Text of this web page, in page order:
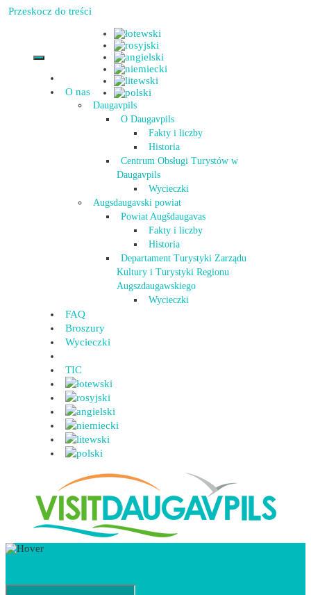
Przeskocz do treści
O nas
Daugavpils
O Daugavpils
Fakty i liczby
Historia
Centrum Obsługi Turystów w
Daugavpils
Wycieczki
Augsdaugavski powiat
Powiat Augšdaugavas
Fakty i liczby
Historia
Departament Turystyki Zarządu
Kultury i Turystyki Regionu
Augszdaugawskiego
Wycieczki
FAQ
Broszury
Wycieczki
TIC